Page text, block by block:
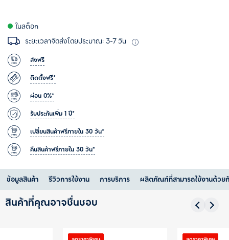
ในสต็อก
ระยะเวลาจัดส่งโดยประมาณ: 3-7 วัน
ส่งฟรี
ติดตั้งฟรี*
ผ่อน 0%*
รับประกันเพิ่ม 1 ปี*
เปลี่ยนสินค้าฟรีภายใน 30 วัน*
คืนสินค้าฟรีภายใน 30 วัน*
ข้อมูลสินค้า รีวิวการใช้งาน การบริการ ผลิตภัณฑ์ที่สามารถใช้งานด้วย
สินค้าที่คุณอาจชื่นชอบ